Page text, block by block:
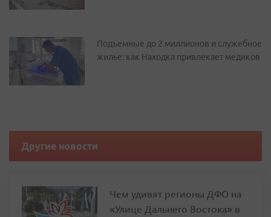
Подъемные до 2 миллионов и служебное
жилье: как Находка привлекает медиков
Другие новости
Чем удивят регионы ДФО на
«Улице Дальнего Востока» в